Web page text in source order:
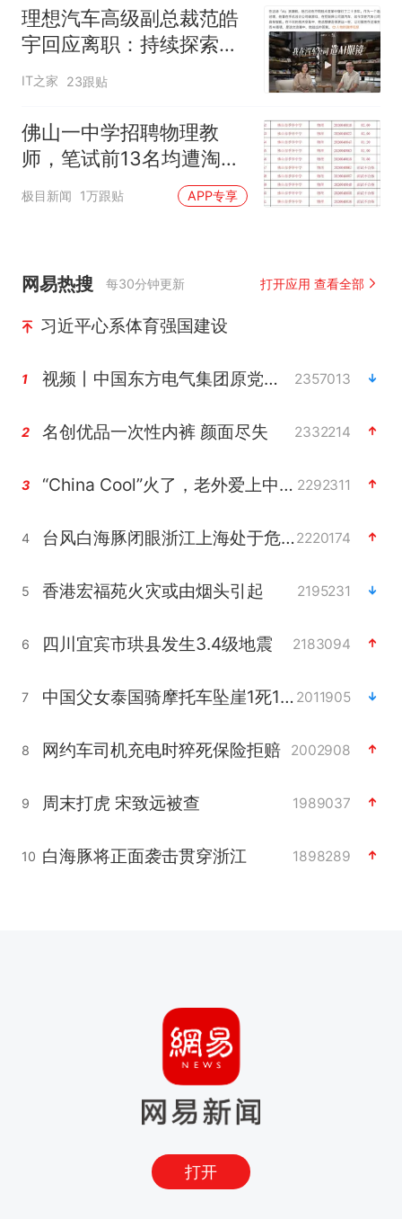
理想汽车高级副总裁范皓
宇回应离职：持续探索AI
眼镜与具身智能
IT之家 23跟贴
佛山一中学招聘物理教
师，笔试前13名均遭淘
汰？教育局：已叫停招
聘，成立调查组全面核查
极目新闻 1万跟贴 APP专享
网易热搜 每30分钟更新 打开应用 查看全部
习近平心系体育强国建设
1 视频丨中国东方电气集团原党组副书记、董事宋致远被查 2357013
2 名创优品一次性内裤 颜面尽失 2332214
3 “China Cool”火了，老外爱上中国避暑游 2292311
4 台风白海豚闭眼浙江上海处于危险半圆2220174
5 香港宏福苑火灾或由烟头引起 2195231
6 四川宜宾市珙县发生3.4级地震 2183094
7 中国父女泰国骑摩托车坠崖1死1伤 2011905
8 网约车司机充电时猝死保险拒赔 2002908
9 周末打虎 宋致远被查 1989037
10 白海豚将正面袭击贯穿浙江 1898289
打开